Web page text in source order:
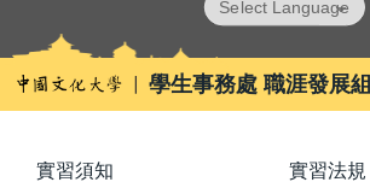
到
主
學生事務處 職涯發展組
Translate
實習須知 實習法規